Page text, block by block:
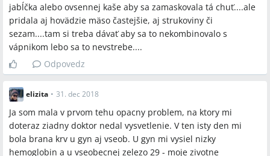
jabĺčka alebo ovsennej kaše aby sa zamaskovala tá chuť....ale
pridala aj hovädzie mäso častejšie, aj strukoviny či
sezam....tam si treba dávať aby sa to nekombinovalo s
vápnikom lebo sa to nevstrebe....
Odpovedz
elizita • 31. dec 2018
Ja som mala v prvom tehu opacny problem, na ktory mi
doteraz ziadny doktor nedal vysvetlenie. V ten isty den mi
bola brana krv u gyn aj vseob. U gyn mi vysiel nizky
hemoglobin a u vseobecnej zelezo 29 - moje zivotne